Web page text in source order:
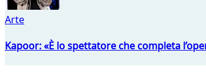
Arte
Kapoor: «È lo spettatore che completa